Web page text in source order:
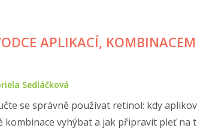
APLIKACÍ,
Sedláčková
se správně používat retinol: kdy
kombinace vyhýbat a jak připravit pleť na